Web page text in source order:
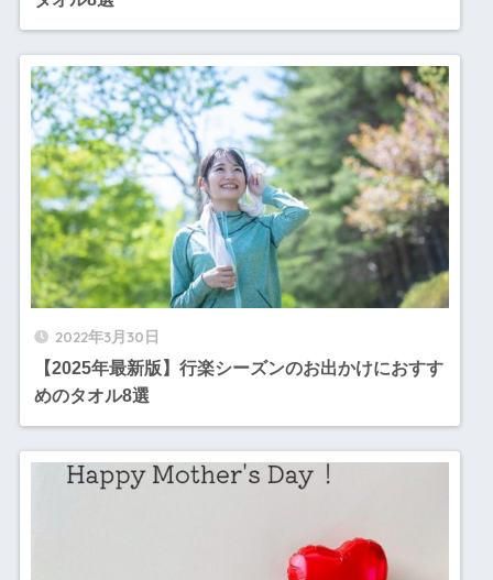
2022年3月30日
【2025年最新版】行楽シーズンのお出かけにおすす
めのタオル8選